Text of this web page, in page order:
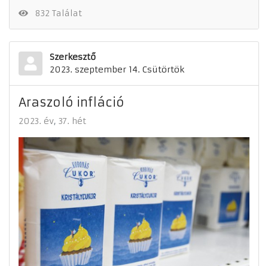
832 Találat
Szerkesztő
2023. szeptember 14. Csütörtök
Araszoló infláció
2023. év 37. hét